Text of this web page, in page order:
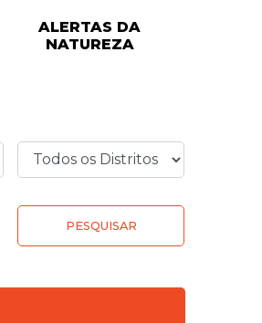
ALERTAS DA
NATUREZA
PESQUISAR